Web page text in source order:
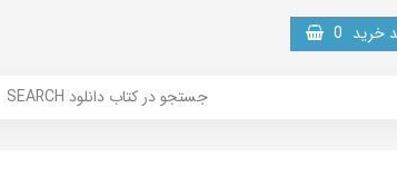
خرید 0
SEARCH جستجو در کتاب دانلود